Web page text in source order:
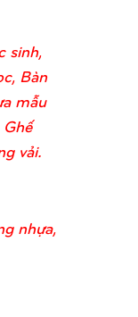
sinh,
Bàn
mẫu
vải.
nhựa,